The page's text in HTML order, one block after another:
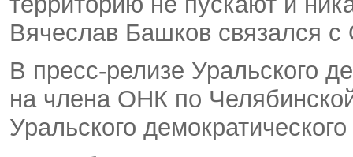
Вячеслав Башков связался
В пресс-релизе Уральского
на члена ОНК по
Уральского